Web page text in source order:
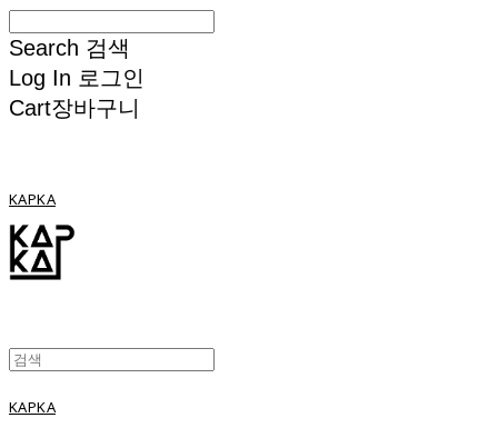
Search 검색
Log In 로그인
Cart장바구니
KAPKA
KAPKA